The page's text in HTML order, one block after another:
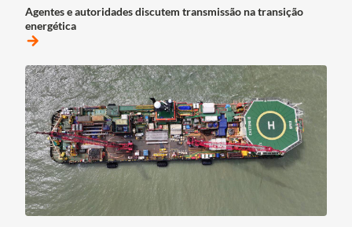
Agentes e autoridades discutem transmissão na transição
energética
arrow_forward